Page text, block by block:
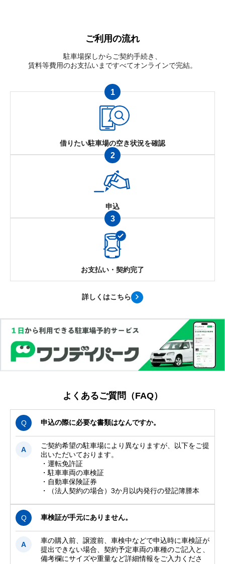
ご利用の流れ
駐車場探しからご契約手続き、
賃料等費用のお支払いまですべてオンラインで完結。
1
借りたい駐車場の空き状況を確認
2
申込
3
お支払い・契約完了
詳しくはこちら
よくあるご質問（FAQ）
Q 申込の際に必要な書類はなんですか。
A
ご契約希望の駐車場により異なりますが、以下をご提
出いただいております。
・運転免許証
・駐車車両の車検証
・自動車保険証券
・（法人契約の場合）3か月以内発行の登記簿謄本
Q 車検証が手元にありません。
A
車の購入前、譲渡前、車検中などで申込時に車検証が
提出できない場合、契約予定車両の車種のご記入と、
備考欄にサイズや重量など詳細情報をご入力くださ